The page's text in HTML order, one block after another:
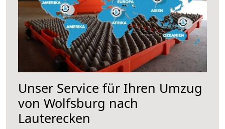
Unser Service für Ihren Umzug
von Wolfsburg nach
Lauterecken